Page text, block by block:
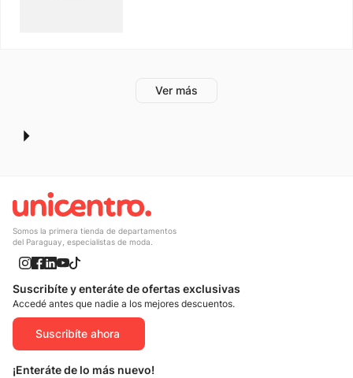
Somos la primera tienda de departamentos
del Paraguay, especialistas de moda.
Suscribíte y enteráte de ofertas exclusivas
Accedé antes que nadie a los mejores descuentos.
Suscribíte ahora
¡Enteráte de lo más nuevo!